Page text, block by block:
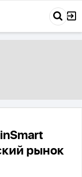
рынок